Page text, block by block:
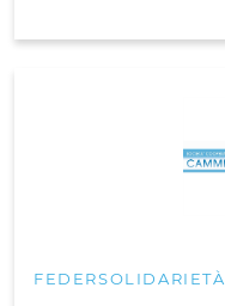
FEDERSOLIDARIETÀ